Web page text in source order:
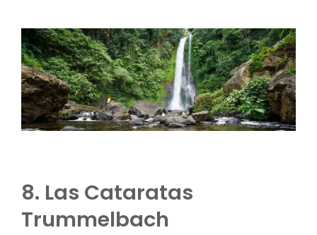
8. Las Cataratas
Trummelbach